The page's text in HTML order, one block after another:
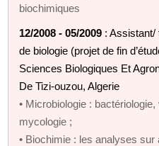
biochimiques
12/2008 - 05/2009 : Assistant/
de biologie (projet de fin
Sciences Biologiques Et
De Tizi-ouzou, Algerie
• Microbiologie :
mycologie ;
• Biochimie : les analyses